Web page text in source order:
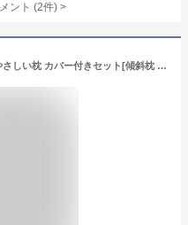
ント (2件) >
【特典あり】星虎の胃と呼吸にやさしい枕 カバー付きセット[傾斜枕 日本製 まくら 傾斜 枕 斜め枕 大きめ 国産 三角枕 仰向け 仰向け寝 三角 妊娠 足枕 なだらか枕 脚枕 背もたれ ごろ寝 敬老の日] 即納